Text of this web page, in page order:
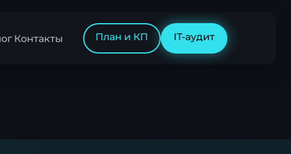
Контакты План и КП IT-аудит